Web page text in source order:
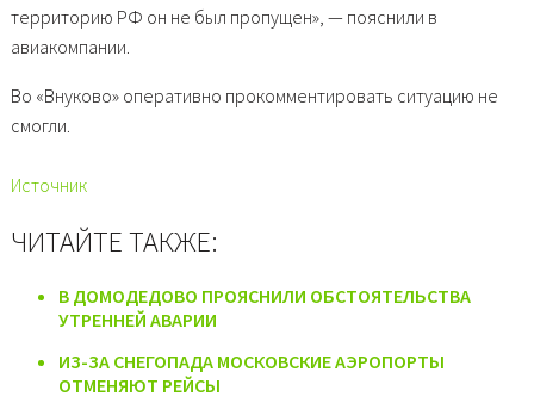
территорию РФ он не был пропущен», — пояснили в
авиакомпании.
Во «Внуково» оперативно прокомментировать ситуацию не
смогли.
Источник
ЧИТАЙТЕ ТАКЖЕ:
В ДОМОДЕДОВО ПРОЯСНИЛИ ОБСТОЯТЕЛЬСТВА
УТРЕННЕЙ АВАРИИ
ИЗ-ЗА СНЕГОПАДА МОСКОВСКИЕ АЭРОПОРТЫ
ОТМЕНЯЮТ РЕЙСЫ